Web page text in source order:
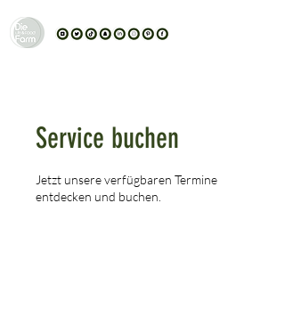
Service buchen
Jetzt unsere verfügbaren Termine
entdecken und buchen.